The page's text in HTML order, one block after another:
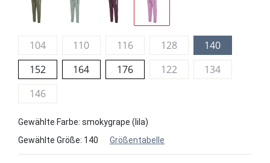
104 110 116 128
140
152
164 176 122
134
146
Gewählte Farbe: smokygrape (lila)
Gewählte Größe: 140 Größentabelle